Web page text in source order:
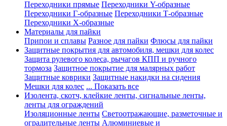
Переходники прямые Переходники Y-образные
Переходники Г-образные Переходники Т-образные
Переходники Х-образные
Материалы для пайки
Припои и сплавы Разное для пайки Флюсы для пайки
Защитные покрытия для автомобиля, мешки для колес
Защита рулевого колеса, рычагов КПП и ручного
тормоза Защитное покрытие для малярных работ
Защитные коврики Защитные накидки на сидения
Мешки для колес ... Показать все
Изолента, скотч, клейкие ленты, сигнальные ленты,
ленты для ограждений
Изоляционные ленты Светоотражающие, разметочные и
оградительные ленты Алюминиевые и